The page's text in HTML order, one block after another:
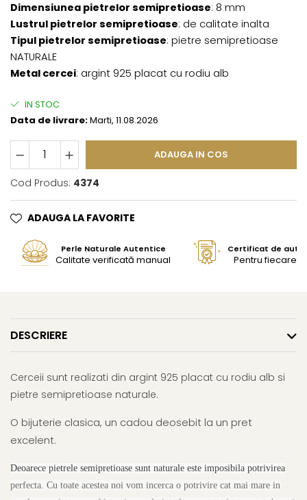
Dimensiunea pietrelor semipretioase: 8 mm
Lustrul pietrelor semipretioase: de calitate inalta
Tipul pietrelor semipretioase: pietre semipretioase
NATURALE
Metal cercei: argint 925 placat cu rodiu alb
IN STOC
Data de livrare:Marti, 11.08.2026
ADAUGA IN COS
Cod Produs: 4374
ADAUGA LA FAVORITE
Perle Naturale Autentice
Calitate verificată manual
Certificat de
Pentru fiecare
DESCRIERE
Cerceii sunt realizati din argint 925 placat cu rodiu alb si
pietre semipretioase naturale.
O bijuterie clasica, un cadou deosebit la un pret
excelent.
Deoarece pietrele semipretioase sunt naturale este imposibila potrivirea
perfecta. Cu toate acestea noi vom incerca o potrivire cat mai mare in